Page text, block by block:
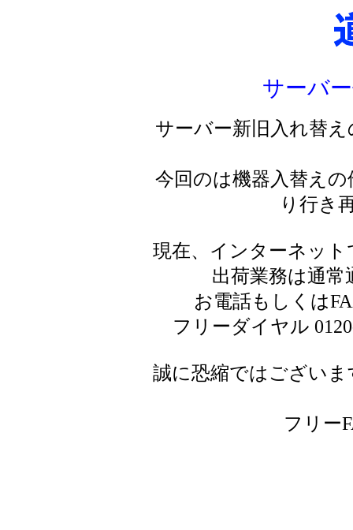
サーバ
サーバー新旧入れ替
今回のは機器入替え
り行き
現在、インターネッ
出荷業務は通
お電話もしくは
フリーダイヤル
誠に恐縮ではござい
フリー